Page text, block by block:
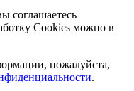
соглашаетесь
Cookies можно в
пожалуйста,
.